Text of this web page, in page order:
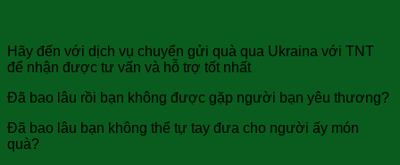
Hãy đến với dịch vụ chuyển gửi quà qua Ukraina với TNT
để nhận được tư vấn và hỗ trợ tốt nhất
Đã bao lâu rồi bạn không được gặp người bạn yêu thương?
Đã bao lâu bạn không thể tự tay đưa cho người ấy món
quà?